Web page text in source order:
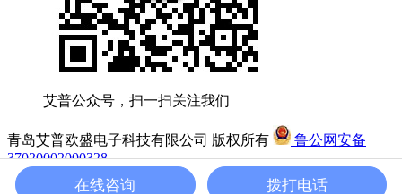
艾普公众号，扫一扫关注我们
青岛艾普欧盛电子科技有限公司 版权所有
鲁公网安备
37020002000328
友情链接:
艾普智能
鲁ICP备2020048832号
在线咨询 拨打电话